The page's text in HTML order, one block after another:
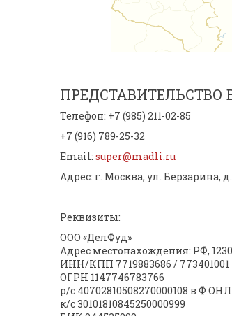
ПРЕДСТАВИТЕЛЬСТВО
Телефон: +7 (985) 211-02-85
+7 (916) 789-25-32
Email: super@madli.ru
Адрес: г. Москва, ул. Берзарина,
Реквизиты:
ООО «ДелФуд»
Адрес местонахождения: РФ,
ИНН/КПП 7719883686 / 773401001
ОГРН 1147746783766
р/с 40702810508270000108 в
к/с 30101810845250000999